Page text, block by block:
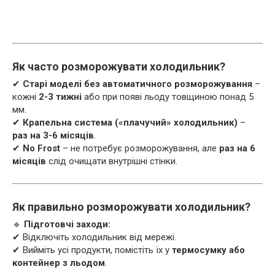
Як часто розморожувати холодильник?
✔ Старі моделі без автоматичного розморожування –
кожні 2-3 тижні або при появі льоду товщиною понад 5
мм.
✔ Крапельна система («плачучий» холодильник) –
раз на 3-6 місяців.
✔ No Frost – не потребує розморожування, але раз на 6
місяців слід очищати внутрішні стінки.
Як правильно розморожувати холодильник?
🔹 Підготовчі заходи:
✔ Відключіть холодильник від мережі.
✔ Вийміть усі продукти, помістіть їх у термосумку або
контейнер з льодом.